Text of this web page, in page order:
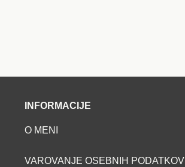
INFORMACIJE
O MENI
VAROVANJE OSEBNIH PODATKOV